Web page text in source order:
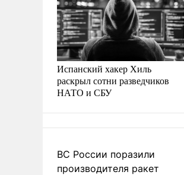
Испанский хакер Хиль
раскрыл сотни разведчиков
НАТО и СБУ
ВС России поразили
производителя ракет